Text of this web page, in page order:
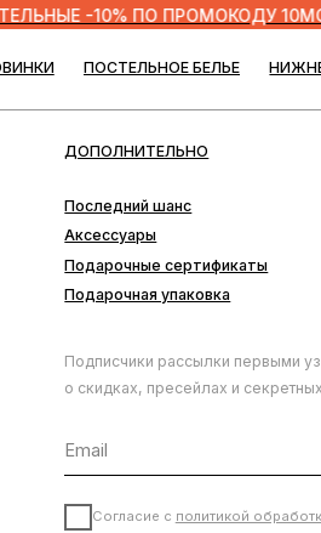
10% ПО ПРОМОКОДУ 10MORE
НИЖНЕЕ БЕЛЬЕ
БЕЛЬЕ
упаковка
сертификаты
Согласие сполитикой обработки данных
ПОДПИСАТЬСЯ